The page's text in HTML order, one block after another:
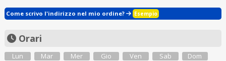
Come scrivo l'indirizzo nel mio ordine? Esempio
Orari
Lun
Mar
Mer
Gio
Ven
Sab
Dom